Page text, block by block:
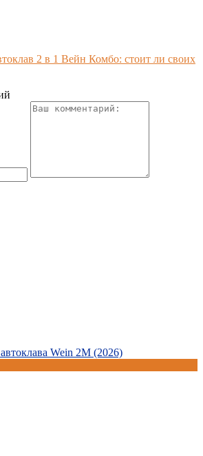
2 в 1 Вейн Комбо: стоит ли своих
Wein 2M (2026)